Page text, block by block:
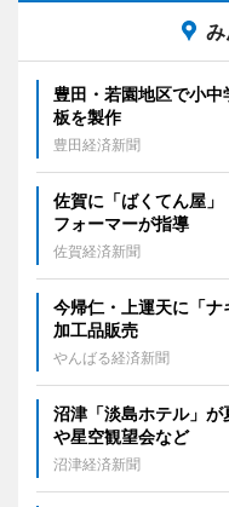
豊田・若園地区で小
板を製作
豊田経済新聞
佐賀に「ばくてん屋
フォーマーが指導
佐賀経済新聞
今帰仁・上運天に「
加工品販売
やんばる経済新聞
沼津「淡島ホテル」
や星空観望会など
沼津経済新聞